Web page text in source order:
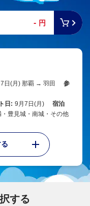
- 円
日(月) 那覇 → 羽田
参
日: 9月7日(月)
宿泊
豊見城・南城・その他
する